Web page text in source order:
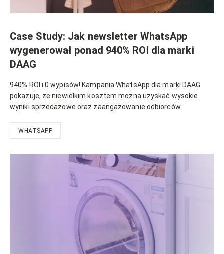
Case Study: Jak newsletter WhatsApp
wygenerował ponad 940% ROI dla marki
DAAG
940% ROI i 0 wypisów! Kampania WhatsApp dla marki DAAG
pokazuje, że niewielkim kosztem można uzyskać wysokie
wyniki sprzedażowe oraz zaangażowanie odbiorców.
WHATSAPP